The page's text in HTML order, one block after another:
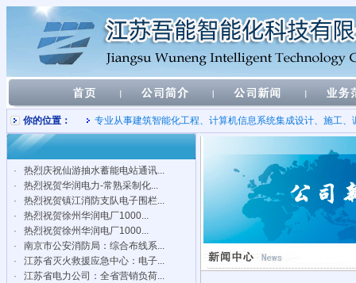
你的位置： 专业从事建筑智能化工程、计算机信息系统集成设计、施工
· 热烈庆祝仙游抽水蓄能电站通讯...
· 热烈祝贺华润电力-常熟采制化...
· 热烈祝贺镇江消防支队电子围栏...
· 热烈祝贺徐州华润电厂1000...
· 热烈祝贺徐州华润电厂1000...
· 南京市公安消防局：综合布线系...
· 江苏省灭火救援应急中心：电子...
· 江苏省电力公司：全省营销负荷...